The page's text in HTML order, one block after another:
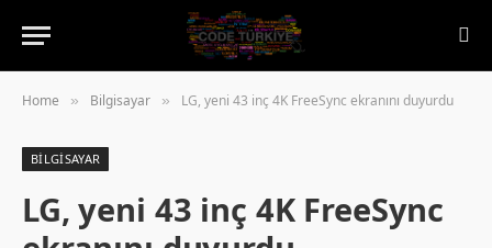
Home » Bilgisayar » LG, yeni 43 inç 4K FreeSync ekranını duyurdu
BILGISAYAR
LG, yeni 43 inç 4K FreeSync